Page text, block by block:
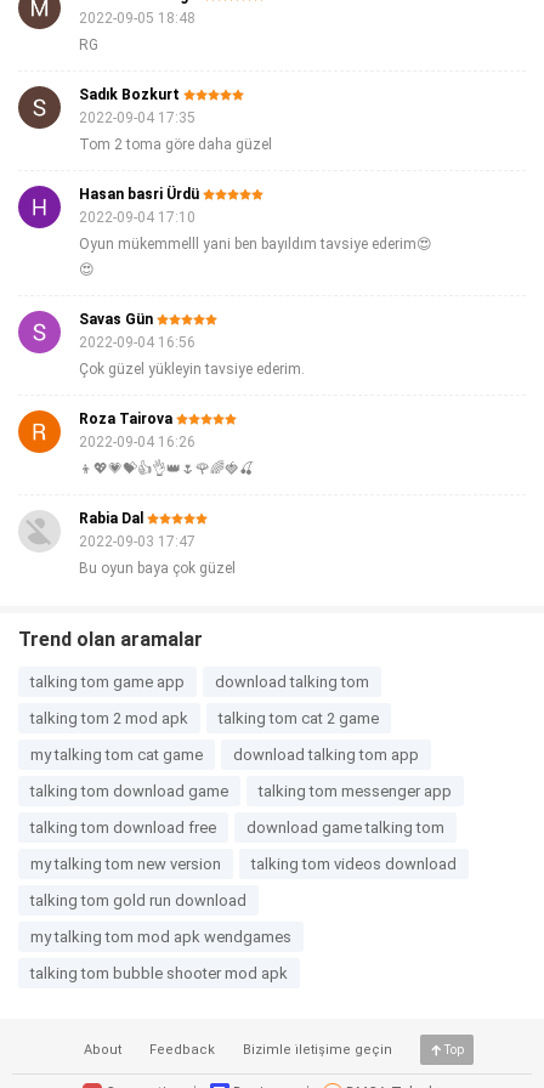
2022-09-05 18:48
RG
Sadık Bozkurt
2022-09-04 17:35
Tom 2 toma göre daha güzel
Hasan basri Ürdü
2022-09-04 17:10
Oyun mükemmelll yani ben bayıldım tavsiye ederim😍
😍
Savas Gün
2022-09-04 16:56
Çok güzel yükleyin tavsiye ederim.
Roza Tairova
2022-09-04 16:26
👦💖💗💝👍👌👑🌷🌹🌈🍓🍒
Rabia Dal
2022-09-03 17:47
Bu oyun baya çok güzel
Trend olan aramalar
talking tom game app
download talking tom
talking tom 2 mod apk
talking tom cat 2 game
my talking tom cat game
download talking tom app
talking tom download game
talking tom messenger app
talking tom download free
download game talking tom
my talking tom new version
talking tom videos download
talking tom gold run download
my talking tom mod apk wendgames
talking tom bubble shooter mod apk
About Feedback Bizimle i̇letişime geçin Top